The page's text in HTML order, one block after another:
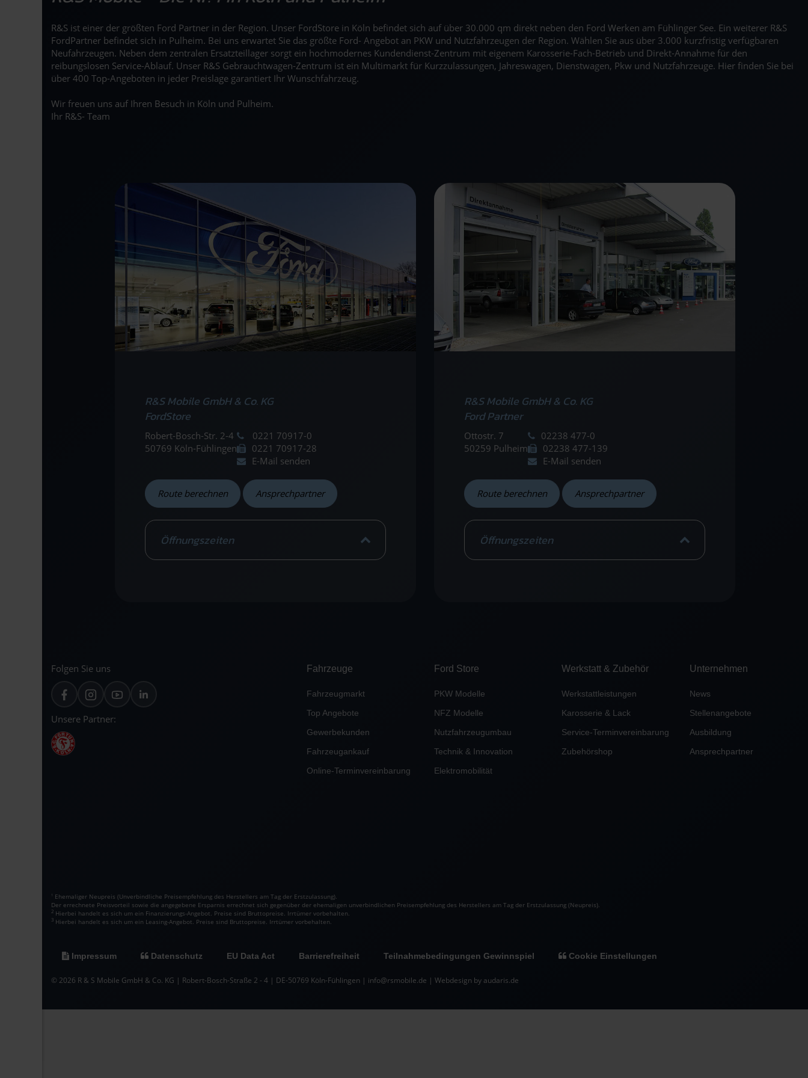
R&S ist einer der größten Ford Partner in der Region. Unser FordStore in Köln befindet sich auf über 30.000 qm direkt neben den Ford Werken am Fühlinger See. Ein weiterer R&S
FordPartner befindet sich in Pulheim. Bei uns erwartet Sie das größte Ford- Angebot an PKW und Nutzfahrzeugen der Region. Wählen Sie aus über 3.000 kurzfristig verfügbaren
Neufahrzeugen. Neben dem zentralen Ersatzteillager sorgt ein hochmodernes Kundendienst-Zentrum mit eigenem Karosserie-Fach-Betrieb und Direkt-Annahme für den
reibungslosen Service-Ablauf. Unser R&S Gebrauchtwagen-Zentrum ist ein Multimarkt für Kurzzulassungen, Jahreswagen, Dienstwagen, Pkw und Nutzfahrzeuge. Hier finden Sie bei
über 400 Top-Angeboten in jeder Preislage garantiert Ihr Wunschfahrzeug.
Wir freuen uns auf Ihren Besuch in Köln und Pulheim.
Ihr R&S- Team
R&S Mobile GmbH & Co. KG
FordStore
Robert-Bosch-Str. 2-4
50769 Köln-Fühlingen
0221 70917-0
0221 70917-28
E-Mail senden
Route berechnen Ansprechpartner
Öffnungszeiten
R&S Mobile GmbH & Co. KG
Ford Partner
Ottostr. 7
50259 Pulheim
02238 477-0
02238 477-139
E-Mail senden
Route berechnen Ansprechpartner
Öffnungszeiten
Folgen Sie uns
Unsere Partner:
Fahrzeuge
Fahrzeugmarkt
Top Angebote
Gewerbekunden
Fahrzeugankauf
Online-Terminvereinbarung
Ford Store
PKW Modelle
NFZ Modelle
Nutzfahrzeugumbau
Technik & Innovation
Elektromobilität
Werkstatt & Zubehör
Werkstattleistungen
Karosserie & Lack
Service-Terminvereinbarung
Zubehörshop
Unternehmen
News
Stellenangebote
Ausbildung
Ansprechpartner
1 Ehemaliger Neupreis (Unverbindliche Preisempfehlung des Herstellers am Tag der Erstzulassung).
Der errechnete Preisvorteil sowie die angegebene Ersparnis errechnet sich gegenüber der ehemaligen unverbindlichen Preisempfehlung des Herstellers am Tag der Erstzulassung (Neupreis).
2 Hierbei handelt es sich um ein Finanzierungs-Angebot. Preise sind Bruttopreise. Irrtümer vorbehalten.
3 Hierbei handelt es sich um ein Leasing-Angebot. Preise sind Bruttopreise. Irrtümer vorbehalten.
Impressum Datenschutz EU Data Act Barrierefreiheit Teilnahmebedingungen Gewinnspiel Cookie Einstellungen
© 2026 R & S Mobile GmbH & Co. KG | Robert-Bosch-Straße 2 - 4 | DE-50769 Köln-Fühlingen | info@rsmobile.de | Webdesign by audaris.de